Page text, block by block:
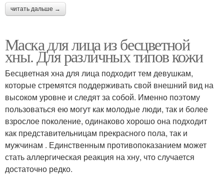
читать дальше →
Маска для лица из бесцветной
хны. Для различных типов кожи
Бесцветная хна для лица подходит тем девушкам,
которые стремятся поддерживать свой внешний вид на
высоком уровне и следят за собой. Именно поэтому
пользоваться ею могут как молодые люди, так и более
взрослое поколение, одинаково хорошо она подходит
как представительницам прекрасного пола, так и
мужчинам . Единственным противопоказанием может
стать аллергическая реакция на хну, что случается
достаточно редко.